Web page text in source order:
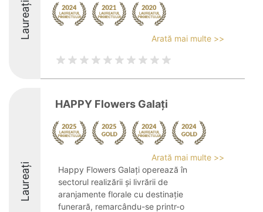
Laureați Arată mai multe >>
Laureați
HAPPY Flowers Galați
Arată mai multe >>
Happy Flowers Galați operează în
sectorul realizării și livrării de
aranjamente florale cu destinație
funerară, remarcându-se printr-o